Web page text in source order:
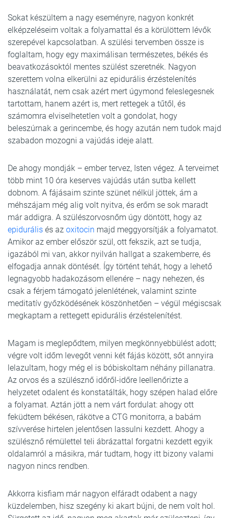
Sokat készültem a nagy eseményre, nagyon konkrét
elképzeléseim voltak a folyamattal és a körülöttem lévők
szerepével kapcsolatban. A szülési tervemben össze is
foglaltam, hogy egy maximálisan természetes, békés és
beavatkozásoktól mentes szülést szeretnék. Nagyon
szerettem volna elkerülni az epidurális érzéstelenítés
használatát, nem csak azért mert úgymond feleslegesnek
tartottam, hanem azért is, mert rettegek a tűtől, és
számomra elviselhetetlen volt a gondolat, hogy
beleszúrnak a gerincembe, és hogy azután nem tudok majd
szabadon mozogni a vajúdás ideje alatt.
De ahogy mondják – ember tervez, Isten végez. A terveimet
több mint 10 óra keserves vajúdás után sutba kellett
dobnom. A fájásaim szinte szünet nélkül jöttek, ám a
méhszájam még alig volt nyitva, és erőm se sok maradt
már addigra. A szülészorvosnőm úgy döntött, hogy az
epidurális és az oxitocin majd meggyorsítják a folyamatot.
Amikor az ember először szül, ott fekszik, azt se tudja,
igazából mi van, akkor nyilván hallgat a szakemberre, és
elfogadja annak döntését. Így történt tehát, hogy a lehető
legnagyobb hadakozásom ellenére – nagy nehezen, és
csak a férjem támogató jelenlétének, valamint szinte
meditatív győzködésének köszönhetően – végül mégiscsak
megkaptam a rettegett epidurális érzéstelenítést.
Magam is meglepődtem, milyen megkönnyebbülést adott;
végre volt időm levegőt venni két fájás között, sőt annyira
lelazultam, hogy még el is bóbiskoltam néhány pillanatra.
Az orvos és a szülésznő időről-időre leellenőrizte a
helyzetet odalent és konstatálták, hogy szépen halad előre
a folyamat. Aztán jött a nem várt fordulat: ahogy ott
feküdtem békésen, rákötve a CTG monitorra, a babám
szívverése hirtelen jelentősen lassulni kezdett. Ahogy a
szülésznő rémülettel teli ábrázattal forgatni kezdett egyik
oldalamról a másikra, már tudtam, hogy itt bizony valami
nagyon nincs rendben.
Akkorra kisfiam már nagyon elfáradt odabent a nagy
küzdelemben, hisz szegény ki akart bújni, de nem volt hol.